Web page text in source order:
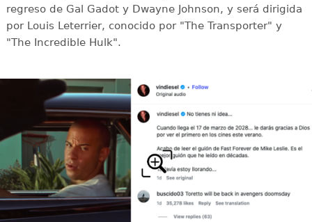
regreso de Gal Gadot y Dwayne Johnson, y será dirigida
por Louis Leterrier, conocido por "The Transporter" y
"The Incredible Hulk".